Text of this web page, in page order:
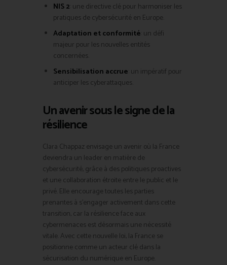
NIS 2 : une directive clé pour harmoniser les
pratiques de cybersécurité en Europe.
Adaptation et conformité : un défi
majeur pour les nouvelles entités
concernées.
Sensibilisation accrue : un impératif pour
anticiper les cyberattaques.
Un avenir sous le signe de la
résilience
Clara Chappaz envisage un avenir où la France
deviendra un leader en matière de
cybersécurité, grâce à des politiques proactives
et une collaboration étroite entre le public et le
privé. Elle encourage toutes les parties
prenantes à s’engager activement dans cette
transition, car la résilience face aux
cybermenaces est désormais une nécessité
vitale. Avec cette nouvelle loi, la France se
positionne comme un acteur clé dans la
sécurisation du numérique en Europe.